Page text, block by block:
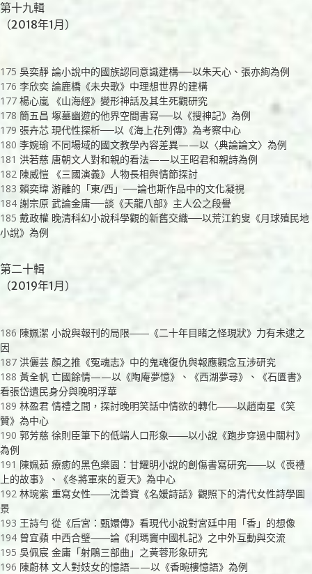
第十九輯
（2018年1月）
175 吳奕靜 論小說中的國族認同意識建構──以朱天心、張亦絢為例
176 李欣奕 論鹿橋《未央歌》中理想世界的建構
177 楊心嵐 《山海經》變形神話及其生死觀研究
178 簡五昌 塚墓幽遊的他界空間書寫──以《搜神記》為例
179 張卉芯 現代性探析──以《海上花列傳》為考察中心
180 李婉瑜 不同場域的國文教學內容差異——以〈典論論文〉為例
181 洪若慈 唐朝文人對和親的看法——以王昭君和親詩為例
182 陳威愷 《三國演義》人物長相與情節探討
183 賴奕瑋 游離的「東∕西」──論也斯作品中的文化凝視
184 謝宗原 武論金庸──談《天龍八部》主人公之段譽
185 戴政權 晚清科幻小說科學觀的新舊交織──以荒江釣叟《月球殖民地
小說》為例
第二十輯
（2019年1月）
186 陳姵潔 小說與報刊的局限――《二十年目睹之怪現狀》力有未逮之
因
187 洪儷芸 顏之推《冤魂志》中的鬼魂復仇與報應觀念互涉研究
188 黃全帆 亡國餘情——以《陶庵夢憶》、《西湖夢尋》、《石匱書》
看張岱遺民身分與晚明浮華
189 林盈君 情禮之間，探討晚明笑話中情欲的轉化――以趙南星《笑
贊》為中心
190 郭芳慈 徐則臣筆下的低端人口形象――以小說《跑步穿過中關村》
為例
191 陳姵茹 療癒的黑色樂園：甘耀明小說的創傷書寫研究――以《喪禮
上的故事》、《冬將軍來的夏天》為中心
192 林琬紫 重寫女性――沈善寶《名媛詩話》觀照下的清代女性詩學圖
景
193 王詩勻 從《后宮：甄嬛傳》看現代小說對宮廷中用「香」的想像
194 曾宜蘋 中西合璧――論《利瑪竇中國札記》之中外互動與交流
195 吳佩宸 金庸「射鵰三部曲」之黃蓉形象研究
196 陳蔚林 文人對妓女的憶語——以《香畹樓憶語》為例